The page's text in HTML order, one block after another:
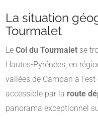
La situation
Tourmalet
Le Col du Tourmalet se
Hautes-Pyrénées, en
vallées de Campan à
accessible par la route
panorama exceptionnel